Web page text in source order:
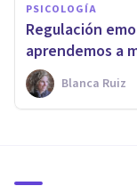
PSICOLOGÍA
Regulación
aprendemos a
Blanca Ruiz